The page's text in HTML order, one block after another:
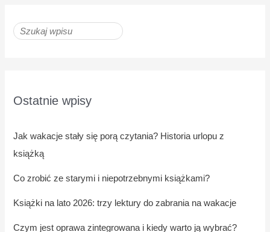
Ostatnie wpisy
Jak wakacje stały się porą czytania? Historia urlopu z
książką
Co zrobić ze starymi i niepotrzebnymi książkami?
Książki na lato 2026: trzy lektury do zabrania na wakacje
Czym jest oprawa zintegrowana i kiedy warto ją wybrać?